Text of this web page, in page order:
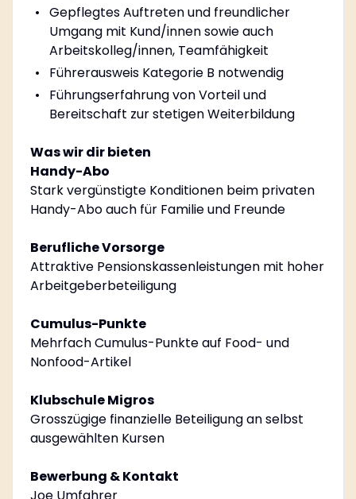
Gepflegtes Auftreten und freundlicher
Umgang mit Kund/innen sowie auch
Arbeitskolleg/innen, Teamfähigkeit
Führerausweis Kategorie B notwendig
Führungserfahrung von Vorteil und
Bereitschaft zur stetigen Weiterbildung
Was wir dir bieten
Handy-Abo
Stark vergünstigte Konditionen beim privaten
Handy-Abo auch für Familie und Freunde
Berufliche Vorsorge
Attraktive Pensionskassenleistungen mit hoher
Arbeitgeberbeteiligung
Cumulus-Punkte
Mehrfach Cumulus-Punkte auf Food- und
Nonfood-Artikel
Klubschule Migros
Grosszügige finanzielle Beteiligung an selbst
ausgewählten Kursen
Bewerbung & Kontakt